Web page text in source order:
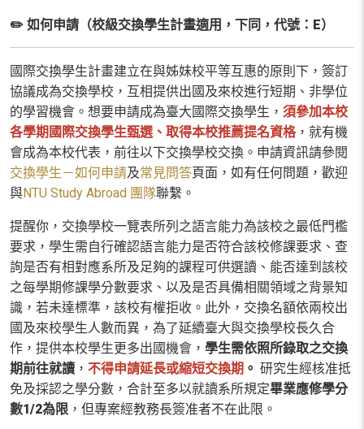
✏️ 如何申請（校級交換學生計畫適用，下同，代號：E）
國際交換學生計畫建立在與姊妹校平等互惠的原則下，簽訂
協議成為交換學校，互相提供出國及來校進行短期、非學位
的學習機會。想要申請成為臺大國際交換學生， 須參加本校
各學期國際交換學生甄選、取得本校推薦提名資格，就有機
會成為本校代表，前往以下交換學校交換。申請資訊請參閱
交換學生－如何申請及常見問答頁面，如有任何問題，歡迎
與NTU Study Abroad 團隊聯繫。
提醒你，交換學校一覽表所列之語言能力為該校之最低門檻
要求，學生需自行確認語言能力是否符合該校修課要求、查
詢是否有相對應系所及足夠的課程可供選讀、能否達到該校
之每學期修課學分數要求、以及是否具備相關領域之背景知
識，若未達標準，該校有權拒收。此外，交換名額依兩校出
國及來校學生人數而異，為了延續臺大與交換學校長久合
作，提供本校學生更多出國機會， 學生需依照所錄取之交換
期前往就讀 ， 不得申請延長或縮短交換期 。 研究生經核准抵
免及採認之學分數，合計至多以就讀系所規定畢業應修學分
數1/2為限 ，但專案經教務長簽准者不在此限。